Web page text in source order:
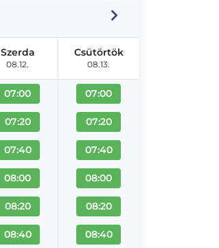
Szerda
08.12.
07:00
07:20
07:40
08:00
08:20
08:40
Csütörtök
08.13.
07:00
07:20
07:40
08:00
08:20
08:40